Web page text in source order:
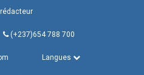
(+237)654 788 700
Langues